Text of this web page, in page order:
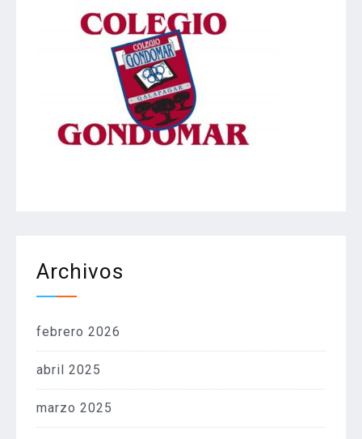
Archivos
febrero 2026
abril 2025
marzo 2025